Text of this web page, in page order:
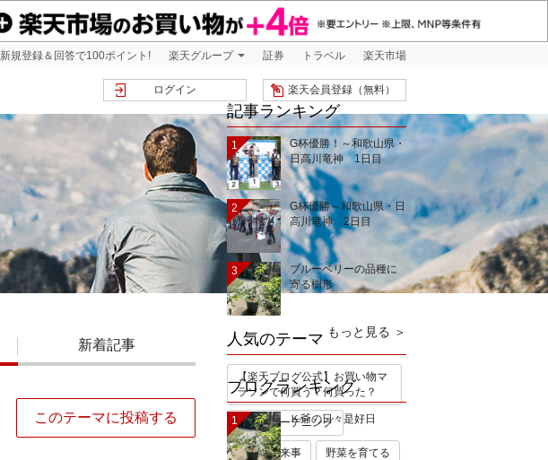
新規登録＆回答で100ポイント! 楽天グループ 証券 トラベル 楽天市場
楽天会員登録（無料）
ログイン
新着記事
このテーマに投稿する
人気のテーマ
【楽天ブログ公式】お買い物マ
ラソンで何買う？何買った？
手作りガーデニング
今日の出来事 野菜を育てる
記事ランキング
1
G杯優勝！～和歌山県・
日高川竜神 1日目
2
G杯優勝～和歌山県・日
高川竜神 2日目
3
ブルーベリーの品種に
寄る樹形
もっと見る ＞
ブログランキング
1 Ｋ爺の日々是好日